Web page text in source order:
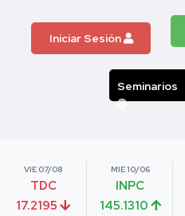
Iniciar Sesión
Seminarios
VIE 07/08
TDC
17.2195
MIE 10/06
INPC
145.1310